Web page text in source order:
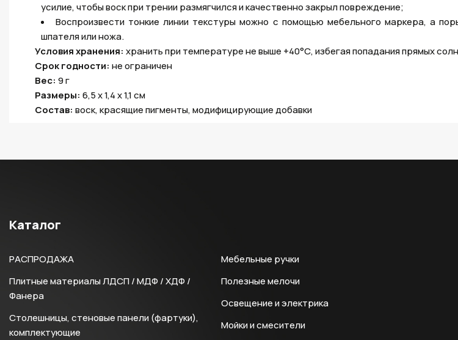
усилие, чтобы воск при трении размягчился и качественно закрыл повреждение;
Воспроизвести тонкие линии текстуры можно с помощью мебельного маркера, а
шпателя или ножа.
Условия хранения: хранить при температуре не выше +40°С, избегая попадания прямых
Срок годности: не ограничен
Вес: 9 г
Размеры: 6,5 х 1,4 х 1,1 см
Состав: воск, красящие пигменты, модифицирующие добавки
Каталог
РАСПРОДАЖА
Плитные материалы ЛДСП / МДФ / ХДФ /
Фанера
Столешницы, стеновые панели (фартуки),
комплектующие
Мебельные ручки
Полезные мелочи
Освещение и электрика
Мойки и смесители